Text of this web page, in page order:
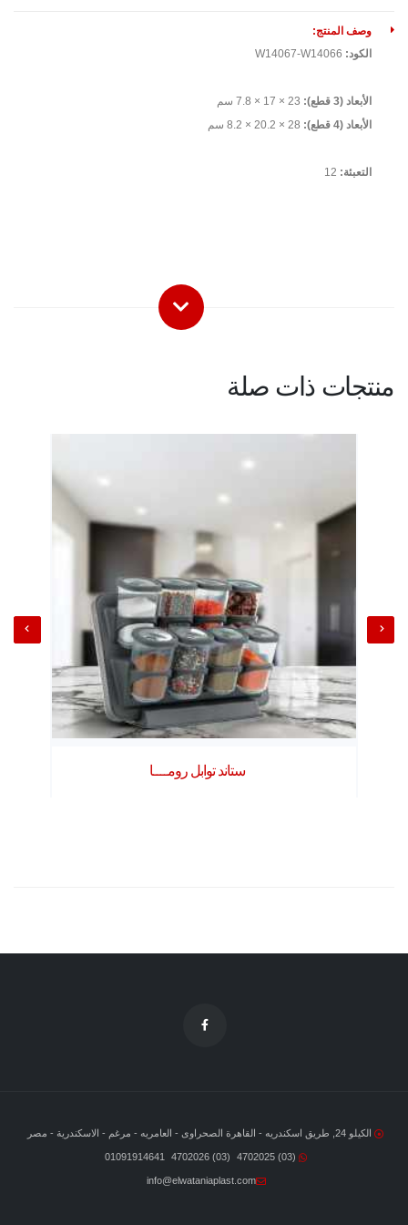
وصف المنتج:
الكود:
الأبعاد (3 قطع):
الأبعاد (4 قطع):
التعبئة:
منتجات ذات صلة
ستاند توابل رومــــا
الكيلو 24, طريق اسكندريه - القاهرة الصحراوى - العامريه - مرغم - الاسكندرية - مصر
(03) 4702025
(03) 4702026
01091914641
info@elwataniaplast.com